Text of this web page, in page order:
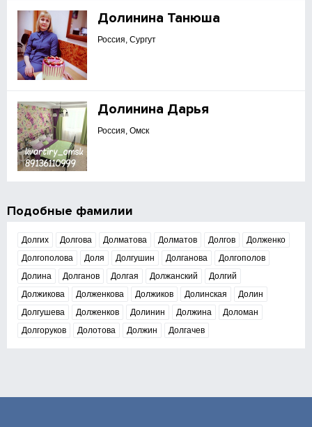
Долинина Танюша
Россия, Сургут
Долинина Дарья
Россия, Омск
Подобные фамилии
Долгих Долгова Долматова Долматов Долгов
Долженко
Долгополова
Доля Долгушин Долганова
Долгополов
Долина
Долганов Долгая Должанский
Долгий
Должикова
Долженкова Должиков Долинская
Долин
Долгушева
Долженков Долинин Должина
Доломан
Долгоруков
Долотова Должин Долгачев